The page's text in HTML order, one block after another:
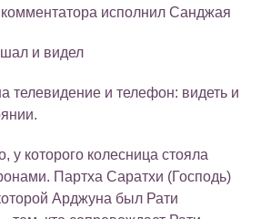
исполнил Санджая
и видел
телевидение и телефон: видеть и
у которого колесница стояла
Партха Саратхи (Господь)
Арджуна был Рати